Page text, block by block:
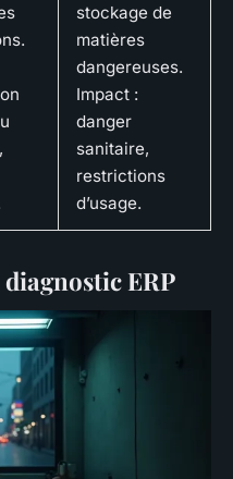
stockage de
matières
dangereuses.
Impact :
danger
sanitaire,
restrictions
d’usage.
ERP